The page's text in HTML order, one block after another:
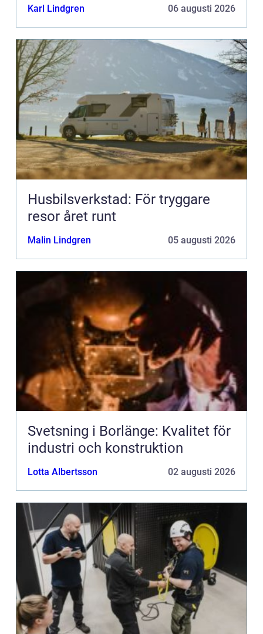
Karl Lindgren 06 augusti 2026
Husbilsverkstad: För tryggare
resor året runt
Malin Lindgren 05 augusti 2026
Svetsning i Borlänge: Kvalitet för
industri och konstruktion
Lotta Albertsson 02 augusti 2026